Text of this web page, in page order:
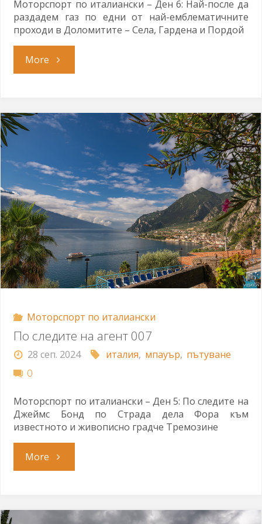
Моторспорт по италиански – Ден 6: Най-после да
раздадем газ по едни от най-емблематичните
проходи в Доломитите – Села, Гардена и Пордой
More"Още
сбъдната
мечта"
Моторспорт по италиански
По следите на агент 007
28 сеп. 2024 италия, мпауър, пътуване
0
Моторспорт по италиански – Ден 5: По следите на
Джеймс Бонд по Страда дела Фора към
известното и живописно градче Тремозине
More"По
на